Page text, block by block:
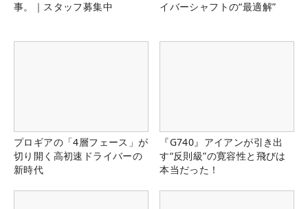
事。｜スタッフ募集中
イバーシャフトの“最適解”
プロギアの「4層フェース」が
切り開く高初速ドライバーの
新時代
『G740』アイアンが引き出
す“反則級”の寛容性と飛びは
本当だった！